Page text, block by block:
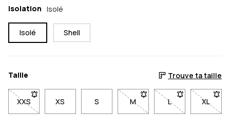
Isolation Isolé
Isolé Shell
Taille Trouve ta taille
XXS- Taille XXS non disponible. Cliquez pour être averti
XS S M- Taille M non disponible.
L- Taille L non
XL
-